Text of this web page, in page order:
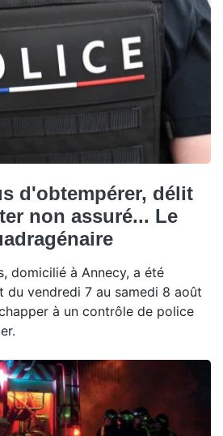
d'obtempérer, délit
non assuré... Le
domicilié à Annecy, a été
du vendredi 7 au samedi 8 août
à un contrôle de police